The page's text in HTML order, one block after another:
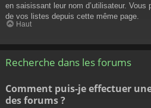
en saisissant leur nom d’utilisateur.
de vos listes depuis cette même page.
Haut
Recherche dans les forums
Comment puis-je effectuer
des forums ?